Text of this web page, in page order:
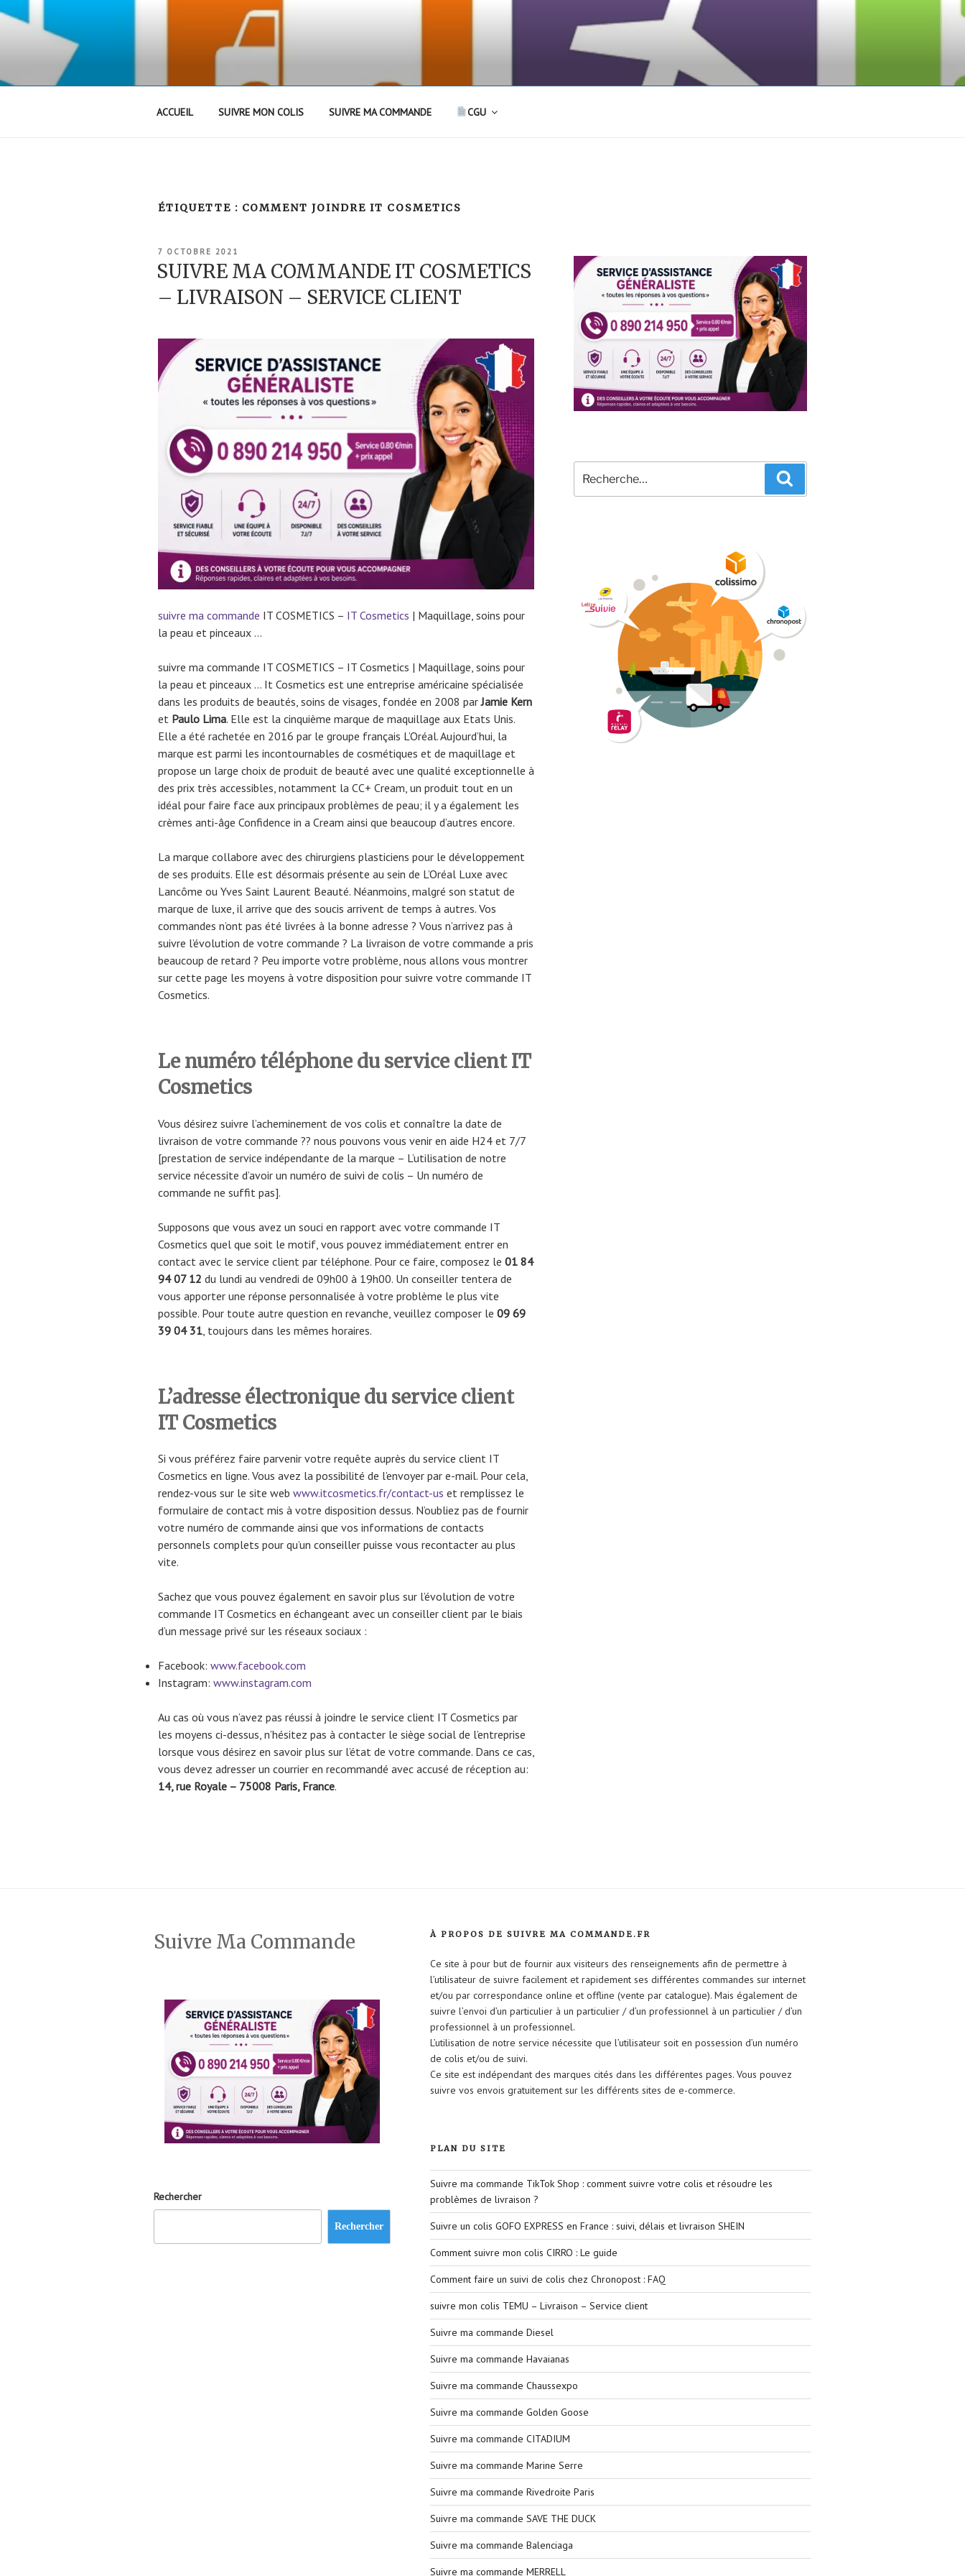
Aller
ACCUEIL SUIVRE MON COLIS SUIVRE MA COMMANDE CGU
ÉTIQUETTE : COMMENT JOINDRE IT COSMETICS
PUBLIÉ
LE
7 OCTOBRE 2021
SUIVRE MA COMMANDE IT COSMETICS
– LIVRAISON – SERVICE CLIENT
suivre ma commande IT COSMETICS – IT Cosmetics | Maquillage, soins pour
la peau et pinceaux …
suivre ma commande IT COSMETICS – IT Cosmetics | Maquillage, soins pour
la peau et pinceaux … It Cosmetics est une entreprise américaine spécialisée
dans les produits de beautés, soins de visages, fondée en 2008 parJamie Kern
et Paulo Lima. Elle est la cinquième marque de maquillage aux Etats Unis.
Elle a été rachetée en 2016 par le groupe français L’Oréal. Aujourd’hui, la
marque est parmi les incontournables de cosmétiques et de maquillage et
propose un large choix de produit de beauté avec une qualité exceptionnelle à
des prix très accessibles, notamment la CC+ Cream, un produit tout en un
idéal pour faire face aux principaux problèmes de peau; il y a également les
crèmes anti-âge Confidence in a Cream ainsi que beaucoup d’autres encore.
La marque collabore avec des chirurgiens plasticiens pour le développement
de ses produits. Elle est désormais présente au sein de L’Oréal Luxe avec
Lancôme ou Yves Saint Laurent Beauté. Néanmoins, malgré son statut de
marque de luxe, il arrive que des soucis arrivent de temps à autres. Vos
commandes n’ont pas été livrées à la bonne adresse ? Vous n’arrivez pas à
suivre l’évolution de votre commande ? La livraison de votre commande a pris
beaucoup de retard ? Peu importe votre problème, nous allons vous montrer
sur cette page les moyens à votre disposition pour suivre votre commande IT
Cosmetics.
Le numéro téléphone du service client IT
Cosmetics
Vous désirez suivre l’acheminement de vos colis et connaître la date de
livraison de votre commande ?? nous pouvons vous venir en aide H24 et 7/7
[prestation de service indépendante de la marque – L’utilisation de notre
service nécessite d’avoir un numéro de suivi de colis – Un numéro de
commande ne suffit pas].
Supposons que vous avez un souci en rapport avec votre commande IT
Cosmetics quel que soit le motif, vous pouvez immédiatement entrer en
contact avec le service client par téléphone. Pour ce faire, composez le 01 84
94 07 12 du lundi au vendredi de 09h00 à 19h00. Un conseiller tentera de
vous apporter une réponse personnalisée à votre problème le plus vite
possible. Pour toute autre question en revanche, veuillez composer le 09 69
39 04 31 , toujours dans les mêmes horaires.
L’adresse électronique du service client
IT Cosmetics
Si vous préférez faire parvenir votre requête auprès du service client IT
Cosmetics en ligne. Vous avez la possibilité de l’envoyer par e-mail. Pour cela,
rendez-vous sur le site web www.itcosmetics.fr/contact-us et remplissez le
formulaire de contact mis à votre disposition dessus. N’oubliez pas de fournir
votre numéro de commande ainsi que vos informations de contacts
personnels complets pour qu’un conseiller puisse vous recontacter au plus
vite.
Sachez que vous pouvez également en savoir plus sur l’évolution de votre
commande IT Cosmetics en échangeant avec un conseiller client par le biais
d’un message privé sur les réseaux sociaux :
Facebook: www.facebook.com
Instagram: www.instagram.com
Au cas où vous n’avez pas réussi à joindre le service client IT Cosmetics par
les moyens ci-dessus, n’hésitez pas à contacter le siège social de l’entreprise
lorsque vous désirez en savoir plus sur l’état de votre commande. Dans ce cas,
vous devez adresser un courrier en recommandé avec accusé de réception au:
14, rue Royale – 75008 Paris, France.
pour
Suivre Ma Commande
Rechercher
Rechercher
À PROPOS DE SUIVRE MA COMMANDE.FR
Ce site à pour but de fournir aux visiteurs des renseignements afin de permettre à
l’utilisateur de suivre facilement et rapidement ses différentes commandes sur internet
et/ou par correspondance online et offline (vente par catalogue). Mais également de
suivre l’envoi d’un particulier à un particulier / d’un professionnel à un particulier / d’un
professionnel à un professionnel.
L’utilisation de notre service nécessite que l’utilisateur soit en possession d’un numéro
de colis et/ou de suivi.
Ce site est indépendant des marques cités dans les différentes pages. Vous pouvez
suivre vos envois gratuitement sur les différents sites de e-commerce.
PLAN DU SITE
Suivre ma commande TikTok Shop : comment suivre votre colis et résoudre les
problèmes de livraison ?
Suivre un colis GOFO EXPRESS en France : suivi, délais et livraison SHEIN
Comment suivre mon colis CIRRO : Le guide
Comment faire un suivi de colis chez Chronopost : FAQ
suivre mon colis TEMU – Livraison – Service client
Suivre ma commande Diesel
Suivre ma commande Havaianas
Suivre ma commande Chaussexpo
Suivre ma commande Golden Goose
Suivre ma commande CITADIUM
Suivre ma commande Marine Serre
Suivre ma commande Rivedroite Paris
Suivre ma commande SAVE THE DUCK
Suivre ma commande Balenciaga
Suivre ma commande MERRELL